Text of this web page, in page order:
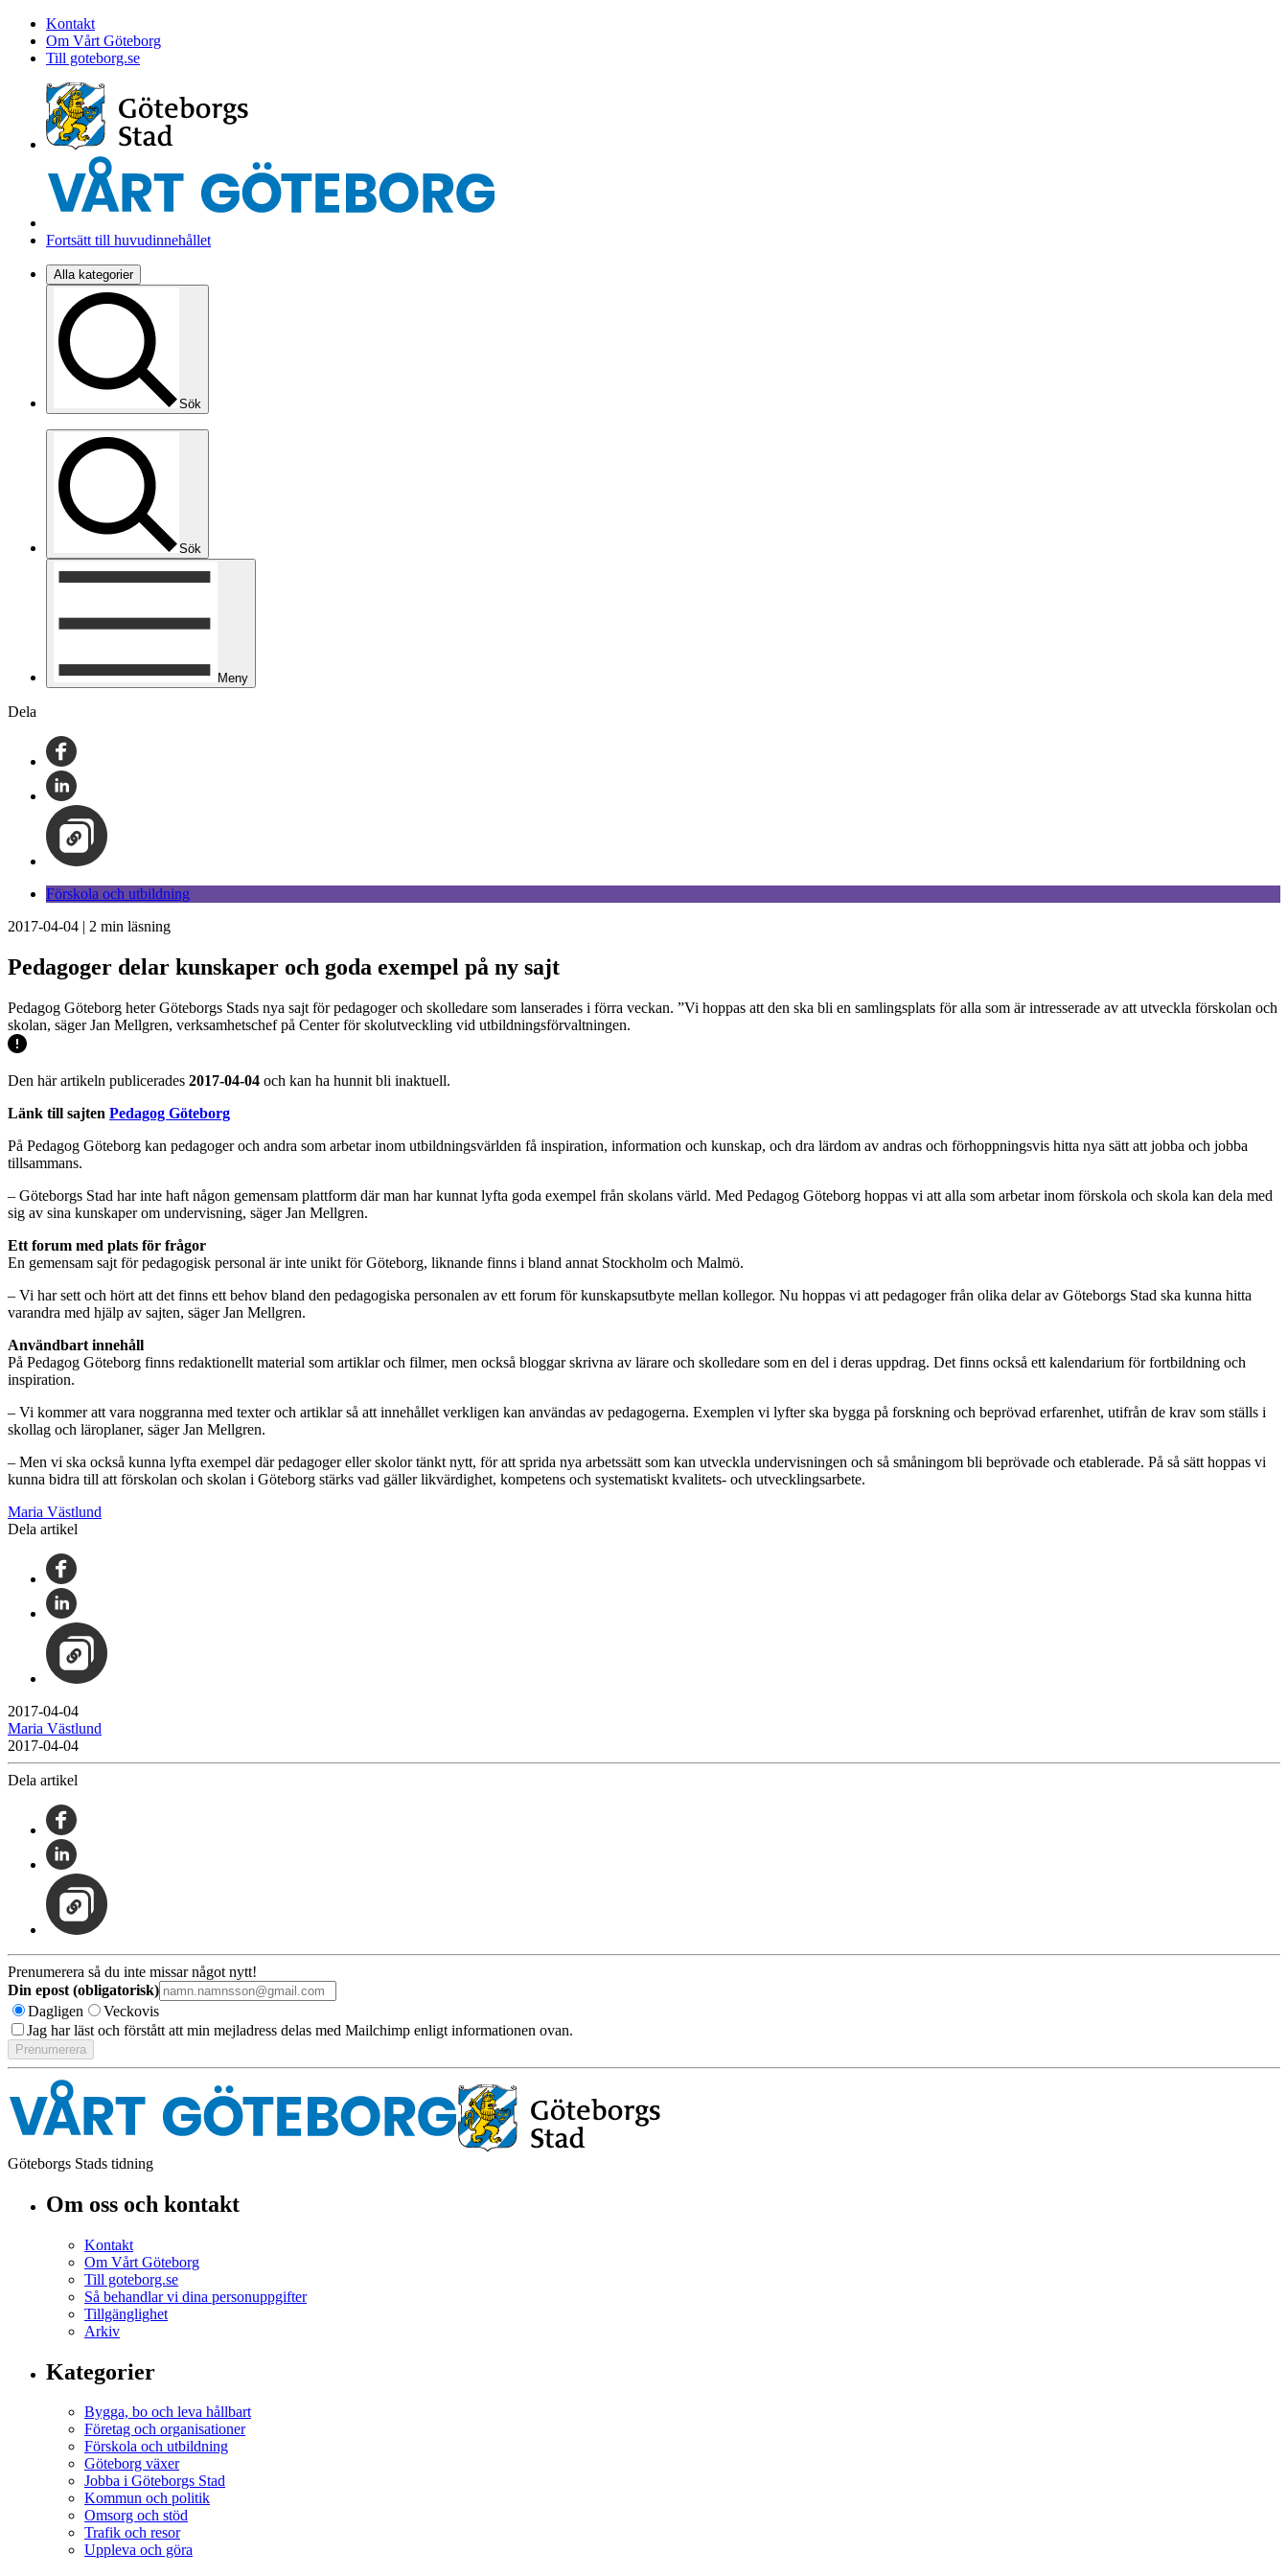
Kontakt
Om Vårt Göteborg
Till goteborg.se
Fortsätt till huvudinnehållet
Alla kategorier
Sök
Sök
Meny
Dela
Förskola och utbildning
2017-04-04 | 2 min läsning
Pedagoger delar kunskaper och goda exempel på ny sajt
Pedagog Göteborg heter Göteborgs Stads nya sajt för pedagoger och skolledare som lanserades i förra veckan. ”Vi hoppas att den ska bli en samlingsplats för alla som är intresserade av att utveckla förskolan och
skolan, säger Jan Mellgren, verksamhetschef på Center för skolutveckling vid utbildningsförvaltningen.
Den här artikeln publicerades 2017-04-04 och kan ha hunnit bli inaktuell.
Länk till sajten Pedagog Göteborg
På Pedagog Göteborg kan pedagoger och andra som arbetar inom utbildningsvärlden få inspiration, information och kunskap, och dra lärdom av andras och förhoppningsvis hitta nya sätt att jobba och jobba
tillsammans.
– Göteborgs Stad har inte haft någon gemensam plattform där man har kunnat lyfta goda exempel från skolans värld. Med Pedagog Göteborg hoppas vi att alla som arbetar inom förskola och skola kan dela med
sig av sina kunskaper om undervisning, säger Jan Mellgren.
Ett forum med plats för frågor
En gemensam sajt för pedagogisk personal är inte unikt för Göteborg, liknande finns i bland annat Stockholm och Malmö.
– Vi har sett och hört att det finns ett behov bland den pedagogiska personalen av ett forum för kunskapsutbyte mellan kollegor. Nu hoppas vi att pedagoger från olika delar av Göteborgs Stad ska kunna hitta
varandra med hjälp av sajten, säger Jan Mellgren.
Användbart innehåll
På Pedagog Göteborg finns redaktionellt material som artiklar och filmer, men också bloggar skrivna av lärare och skolledare som en del i deras uppdrag. Det finns också ett kalendarium för fortbildning och
inspiration.
– Vi kommer att vara noggranna med texter och artiklar så att innehållet verkligen kan användas av pedagogerna. Exemplen vi lyfter ska bygga på forskning och beprövad erfarenhet, utifrån de krav som ställs i
skollag och läroplaner, säger Jan Mellgren.
– Men vi ska också kunna lyfta exempel där pedagoger eller skolor tänkt nytt, för att sprida nya arbetssätt som kan utveckla undervisningen och så småningom bli beprövade och etablerade. På så sätt hoppas vi
kunna bidra till att förskolan och skolan i Göteborg stärks vad gäller likvärdighet, kompetens och systematiskt kvalitets- och utvecklingsarbete.
Maria Västlund
Dela artikel
2017-04-04
Maria Västlund
2017-04-04
Dela artikel
Prenumerera så du inte missar något nytt!
Din epost (obligatorisk)
Dagligen
Veckovis
Jag har läst och förstått att min mejladress delas med Mailchimp enligt informationen ovan.
Göteborgs Stads tidning
Om oss och kontakt
Kontakt
Om Vårt Göteborg
Till goteborg.se
Så behandlar vi dina personuppgifter
Tillgänglighet
Arkiv
Kategorier
Bygga, bo och leva hållbart
Företag och organisationer
Förskola och utbildning
Göteborg växer
Jobba i Göteborgs Stad
Kommun och politik
Omsorg och stöd
Trafik och resor
Uppleva och göra